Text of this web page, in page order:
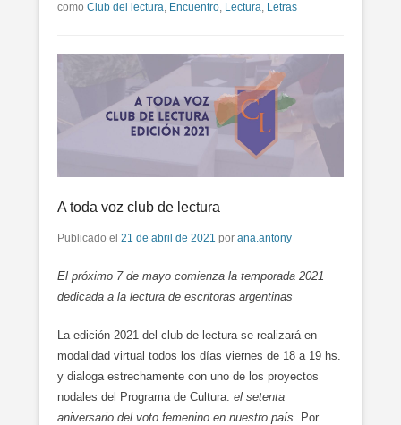
como Club del lectura, Encuentro, Lectura, Letras
A toda voz club de lectura
Publicado el 21 de abril de 2021 por ana.antony
El próximo 7 de mayo comienza la temporada 2021
dedicada a la lectura de escritoras argentinas
La edición 2021 del club de lectura se realizará en
modalidad virtual todos los días viernes de 18 a 19 hs.
y dialoga estrechamente con uno de los proyectos
nodales del Programa de Cultura: el setenta
aniversario del voto femenino en nuestro país . Por